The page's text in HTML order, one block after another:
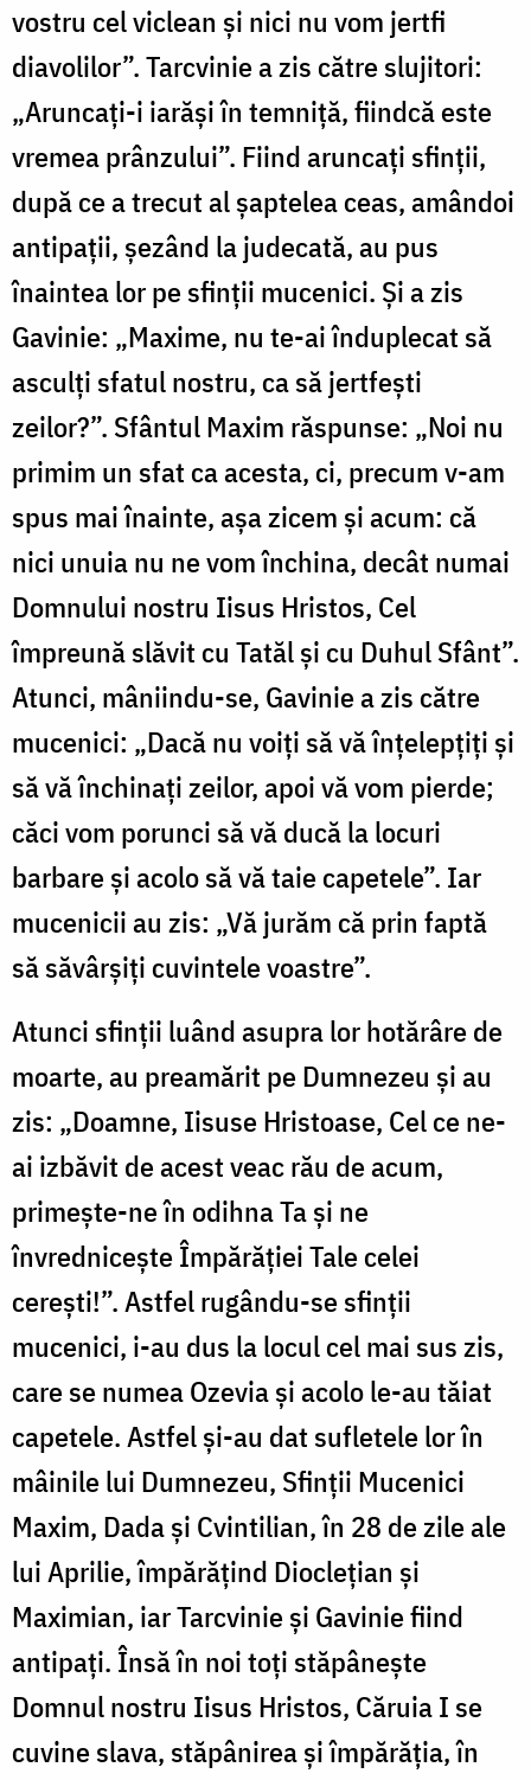
vostru cel viclean și nici nu vom jertfi
diavolilor”. Tarcvinie a zis către slujitori:
„Aruncați-i iarăși în temniță, fiindcă este
vremea prânzului”. Fiind aruncați sfinții,
după ce a trecut al șaptelea ceas, amândoi
antipații, șezând la judecată, au pus
înaintea lor pe sfinții mucenici. Și a zis
Gavinie: „Maxime, nu te-ai înduplecat să
asculți sfatul nostru, ca să jertfești
zeilor?”. Sfântul Maxim răspunse: „Noi nu
primim un sfat ca acesta, ci, precum v-am
spus mai înainte, așa zicem și acum: că
nici unuia nu ne vom închina, decât numai
Domnului nostru Iisus Hristos, Cel
împreună slăvit cu Tatăl și cu Duhul Sfânt”.
Atunci, mâniindu-se, Gavinie a zis către
mucenici: „Dacă nu voiți să vă înțelepțiți și
să vă închinați zeilor, apoi vă vom pierde;
căci vom porunci să vă ducă la locuri
barbare și acolo să vă taie capetele”. Iar
mucenicii au zis: „Vă jurăm că prin faptă
să săvârșiți cuvintele voastre”.
Atunci sfinții luând asupra lor hotărâre de
moarte, au preamărit pe Dumnezeu și au
zis: „Doamne, Iisuse Hristoase, Cel ce ne-
ai izbăvit de acest veac rău de acum,
primește-ne în odihna Ta și ne
învrednicește Împărăției Tale celei
cerești!”. Astfel rugându-se sfinții
mucenici, i-au dus la locul cel mai sus zis,
care se numea Ozevia și acolo le-au tăiat
capetele. Astfel și-au dat sufletele lor în
mâinile lui Dumnezeu, Sfinții Mucenici
Maxim, Dada și Cvintilian, în 28 de zile ale
lui Aprilie, împărățind Dioclețian și
Maximian, iar Tarcvinie și Gavinie fiind
antipați. Însă în noi toți stăpânește
Domnul nostru Iisus Hristos, Căruia I se
cuvine slava, stăpânirea și împărăția, în